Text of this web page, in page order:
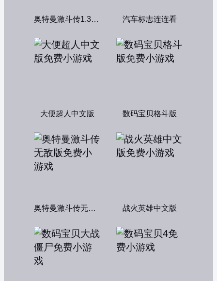
奥特曼激斗传1.3双人版 汽车标志连连看
大便超人中文版 数码宝贝格斗版
奥特曼激斗传无敌版 战火英雄中文版